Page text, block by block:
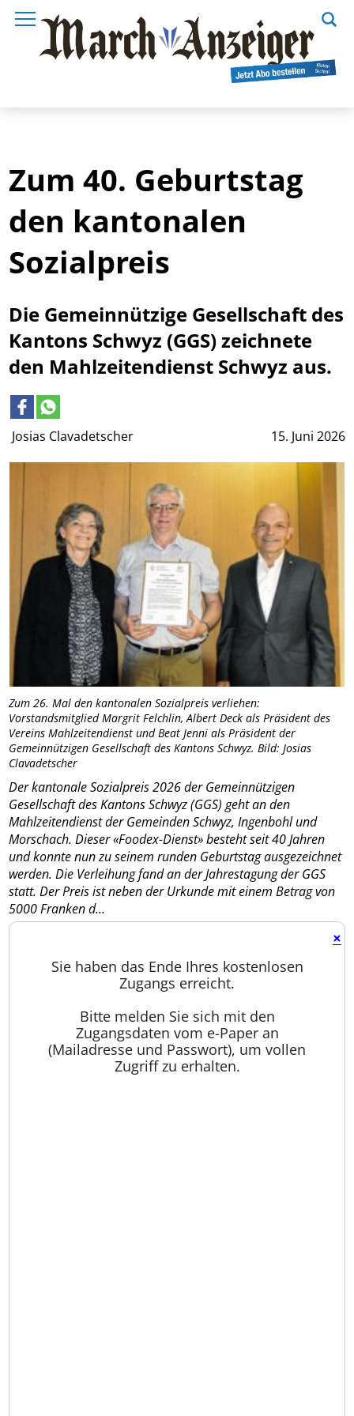
Zum 26. Mal den kantonalen Sozialpreis verliehen:
Vorstandsmitglied Margrit Felchlin, Albert Deck als Präsident des
Vereins Mahlzeitendienst und Beat Jenni als Präsident der
Gemeinnützigen Gesellschaft des Kantons Schwyz. Bild: Josias
Clavadetscher
Josias Clavadetscher 15. Juni 2026
Zum 40. Geburtstag
den kantonalen
Sozialpreis
Die Gemeinnützige Gesellschaft des
Kantons Schwyz (GGS) zeichnete
den Mahlzeitendienst Schwyz aus.
Der kantonale Sozialpreis 2026 der Gemeinnützigen
Gesellschaft des Kantons Schwyz (GGS) geht an den
Mahlzeitendienst der Gemeinden Schwyz, Ingenbohl und
Morschach. Dieser «Foodex-Dienst» besteht seit 40 Jahren
und konnte nun zu seinem runden Geburtstag ausgezeichnet
werden. Die Verleihung fand an der Jahrestagung der GGS
statt. Der Preis ist neben der Urkunde mit einem Betrag von
5000 Franken d...
×
Sie haben das Ende Ihres kostenlosen
Zugangs erreicht.
Bitte melden Sie sich mit den
Zugangsdaten vom e-Paper an
(Mailadresse und Passwort), um vollen
Zugriff zu erhalten.